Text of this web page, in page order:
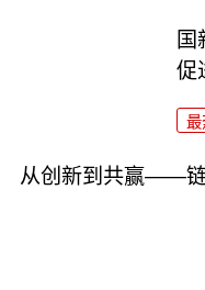
国
促
最
从创新到共赢——